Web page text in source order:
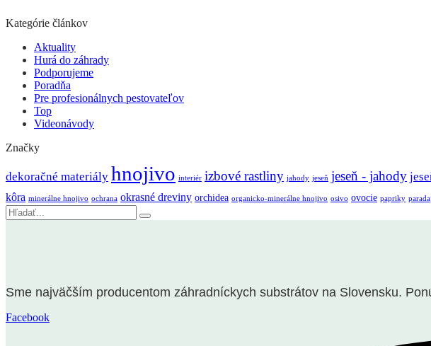
Kategórie článkov
Aktuality
Hurá do záhrady
Podporujeme
Poradňa
Pre profesionálnych pestovateľov
Top
Videonávody
Značky
dekoračné materiály hnojivo interiér izbové rastliny jahody jeseň jeseň - jahody
kôra minerálne hnojivo ochrana okrasné dreviny orchidea organicko-minerálne hnojivo osivo ovocie papriky
Vyhľadávanie
Sme najväčším producentom záhradníckych substrátov na Slovensku.
Facebook